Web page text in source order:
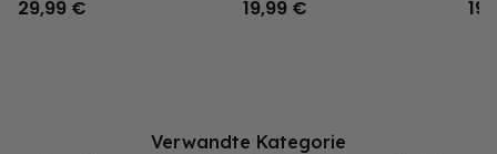
29,99 € 19,99 €
Verwandte Kategorie